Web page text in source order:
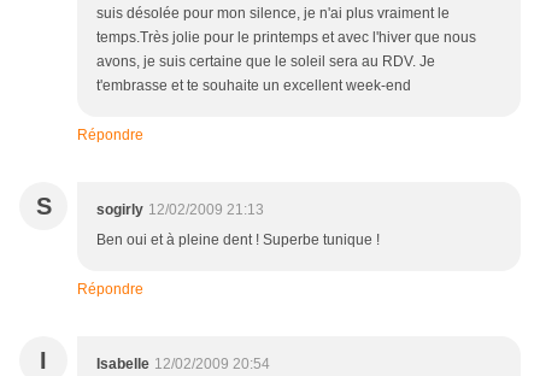
suis désolée pour mon silence, je n'ai plus vraiment le
temps.Très jolie pour le printemps et avec l'hiver que nous
avons, je suis certaine que le soleil sera au RDV. Je
t'embrasse et te souhaite un excellent week-end
Répondre
S sogirly 12/02/2009 21:13
Ben oui et à pleine dent ! Superbe tunique !
Répondre
I Isabelle 12/02/2009 20:54